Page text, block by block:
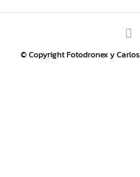
© Copyright Fotodronex y